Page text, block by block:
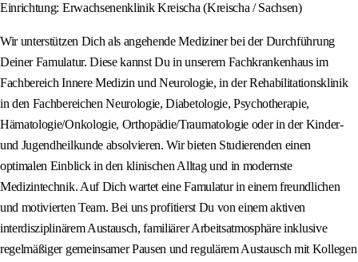
Einrichtung: Erwachsenenklinik Kreischa (Kreischa / Sachsen)
Wir unterstützen Dich als angehende Mediziner bei der Durchführung
Deiner Famulatur. Diese kannst Du in unserem Fachkrankenhaus im
Fachbereich Innere Medizin und Neurologie, in der Rehabilitationsklinik
in den Fachbereichen Neurologie, Diabetologie, Psychotherapie,
Hämatologie/Onkologie, Orthopädie/Traumatologie oder in der Kinder-
und Jugendheilkunde absolvieren. Wir bieten Studierenden einen
optimalen Einblick in den klinischen Alltag und in modernste
Medizintechnik. Auf Dich wartet eine Famulatur in einem freundlichen
und motivierten Team. Bei uns profitierst Du von einem aktiven
interdisziplinärem Austausch, familiärer Arbeitsatmosphäre inklusive
regelmäßiger gemeinsamer Pausen und regulärem Austausch mit Kollegen